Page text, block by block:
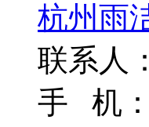
杭州雨
联系人
手 机：